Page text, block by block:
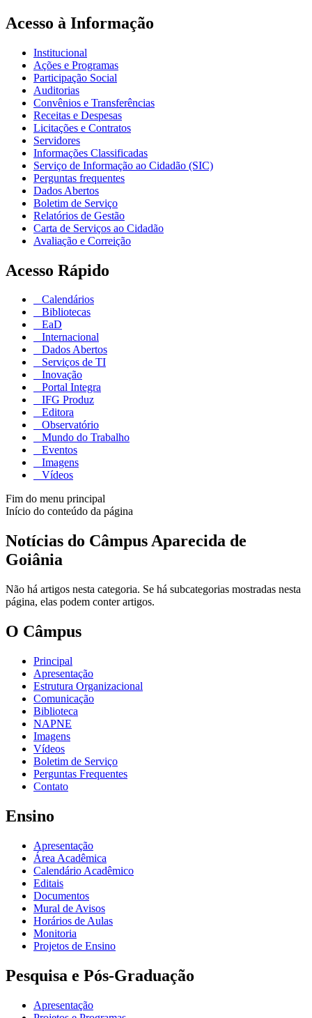
Acesso à Informação
Institucional
Ações e Programas
Participação Social
Auditorias
Convênios e Transferências
Receitas e Despesas
Licitações e Contratos
Servidores
Informações Classificadas
Serviço de Informação ao Cidadão (SIC)
Perguntas frequentes
Dados Abertos
Boletim de Serviço
Relatórios de Gestão
Carta de Serviços ao Cidadão
Avaliação e Correição
Acesso Rápido
Calendários
Bibliotecas
EaD
Internacional
Dados Abertos
Serviços de TI
Inovação
Portal Integra
IFG Produz
Editora
Observatório
Mundo do Trabalho
Eventos
Imagens
Vídeos
Fim do menu principal
Início do conteúdo da página
Notícias do Câmpus Aparecida de
Goiânia
Não há artigos nesta categoria. Se há subcategorias mostradas nesta
página, elas podem conter artigos.
O Câmpus
Principal
Apresentação
Estrutura Organizacional
Comunicação
Biblioteca
NAPNE
Imagens
Vídeos
Boletim de Serviço
Perguntas Frequentes
Contato
Ensino
Apresentação
Área Acadêmica
Calendário Acadêmico
Editais
Documentos
Mural de Avisos
Horários de Aulas
Monitoria
Projetos de Ensino
Pesquisa e Pós-Graduação
Apresentação